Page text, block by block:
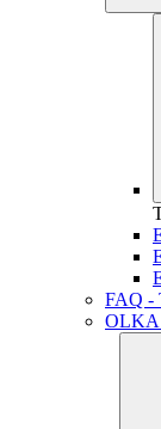
FAQ -
OLKA